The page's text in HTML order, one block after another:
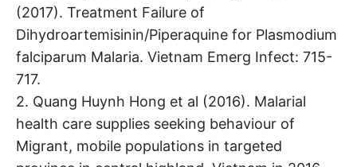
(2017). Treatment Failure of
Dihydroartemisinin/Piperaquine for Plasmodium
falciparum Malaria. Vietnam Emerg Infect: 715-
717.
2. Quang Huynh Hong et al (2016). Malarial
health care supplies seeking behaviour of
Migrant, mobile populations in targeted